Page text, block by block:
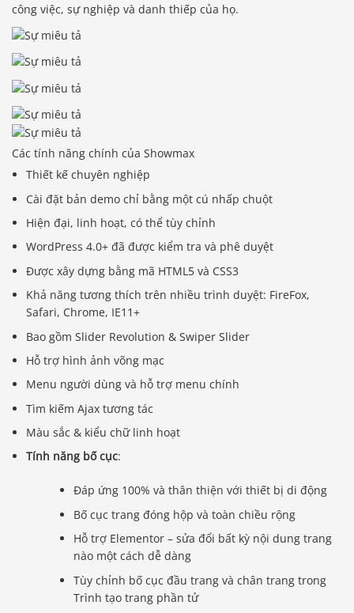
công việc, sự nghiệp và danh thiếp của họ.
Các tính năng chính của Showmax
Thiết kế chuyên nghiệp
Cài đặt bản demo chỉ bằng một cú nhấp chuột
Hiện đại, linh hoạt, có thể tùy chỉnh
WordPress 4.0+ đã được kiểm tra và phê duyệt
Được xây dựng bằng mã HTML5 và CSS3
Khả năng tương thích trên nhiều trình duyệt: FireFox,
Safari, Chrome, IE11+
Bao gồm Slider Revolution & Swiper Slider
Hỗ trợ hình ảnh võng mạc
Menu người dùng và hỗ trợ menu chính
Tìm kiếm Ajax tương tác
Màu sắc & kiểu chữ linh hoạt
Tính năng bố cục:
Đáp ứng 100% và thân thiện với thiết bị di động
Bố cục trang đóng hộp và toàn chiều rộng
Hỗ trợ Elementor – sửa đổi bất kỳ nội dung trang
nào một cách dễ dàng
Tùy chỉnh bố cục đầu trang và chân trang trong
Trình tạo trang phần tử